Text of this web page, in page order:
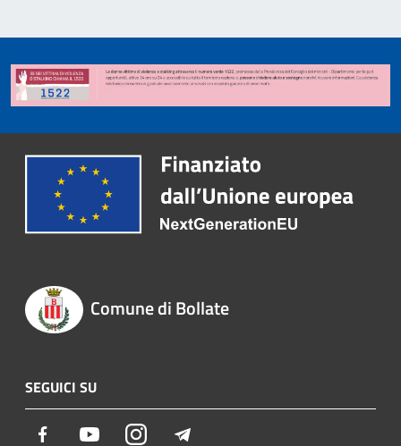
Comune di Bollate
SEGUICI SU
Facebook YoutubeInstagram